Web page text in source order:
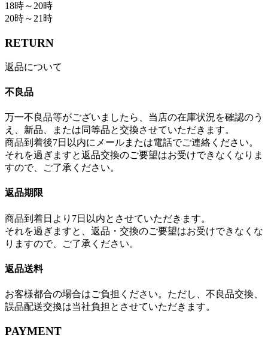
18時～20時
20時～21時
RETURN
返品について
不良品
万一不良品等がございましたら、当店の在庫状況を確認のう
え、新品、または同等品と交換させていただきます。
商品到着後7日以内にメールまたは電話でご連絡ください。
それを過ぎますと返品交換のご要望はお受けできなくなりま
すので、ご了承ください。
返品期限
商品到着日より7日以内とさせていただきます。
それを過ぎますと、返品・交換のご要望はお受けできなくな
りますので、ご了承ください。
返品送料
お客様都合の場合はご負担ください。ただし、不良品交換、
誤品配送交換は当社負担とさせていただきます。
PAYMENT